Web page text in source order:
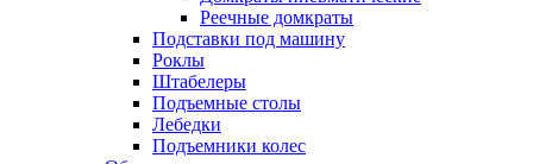
Реечные домкраты
Подставки под машину
Роклы
Штабелеры
Подъемные столы
Лебедки
Подъемники колес